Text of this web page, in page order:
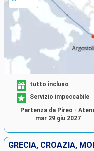
tutto incluso
Servizio impeccabile
Partenza da Pireo -
mar 29 giu 2027
GRECIA, CROAZIA,